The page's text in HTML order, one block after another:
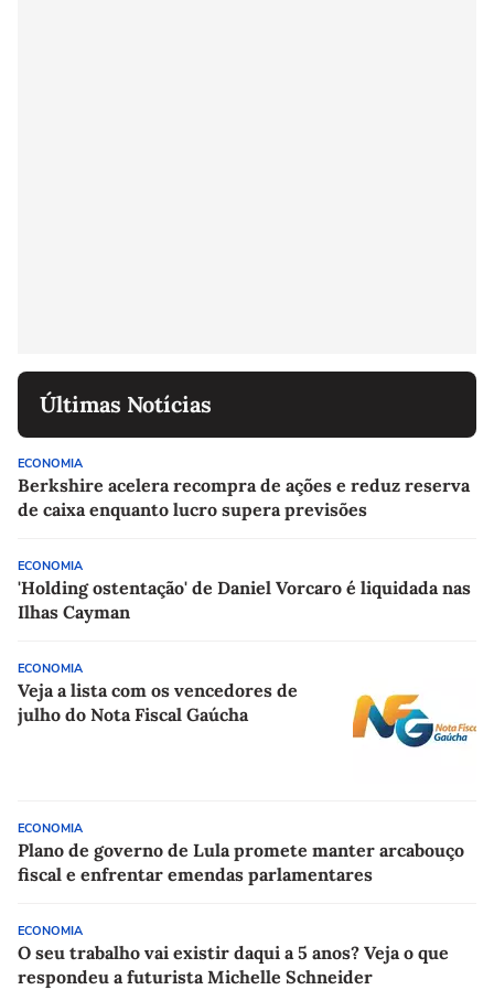
Últimas Notícias
ECONOMIA
Berkshire acelera recompra de ações e reduz reserva
de caixa enquanto lucro supera previsões
ECONOMIA
'Holding ostentação' de Daniel Vorcaro é liquidada nas
Ilhas Cayman
ECONOMIA
Veja a lista com os vencedores de
julho do Nota Fiscal Gaúcha
ECONOMIA
Plano de governo de Lula promete manter arcabouço
fiscal e enfrentar emendas parlamentares
ECONOMIA
O seu trabalho vai existir daqui a 5 anos? Veja o que
respondeu a futurista Michelle Schneider